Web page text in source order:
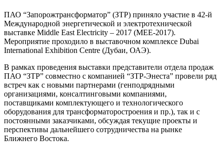
ПАО “Запорожтрансформатор” (ЗТР) приняло участие в 42-й
Международной энергетической и электротехнической
выставке Middle East Electricity – 2017 (MEE-2017).
Мероприятие проходило в выставочном комплексе Dubai
International Exhibition Centre (Дубаи, ОАЭ).
В рамках проведения выставки представители отдела продаж
ПАО “ЗТР” совместно с компанией “ЗТР-Энеста” провели ряд
встреч как с новыми партнерами (генподрядными
организациями, консалтинговыми компаниями,
поставщиками комплектующего и технологического
оборудования для трансформаторостроения и пр.), так и с
постоянными заказчиками, обсуждая текущие проекты и
перспективы дальнейшего сотрудничества на рынке
Ближнего Востока.